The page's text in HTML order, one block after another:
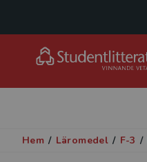
Hem / Läromedel / F-3 /